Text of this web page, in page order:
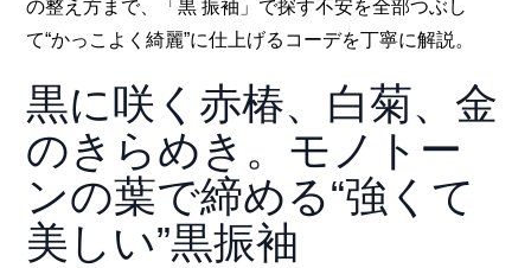
の整え方まで、「黒 振袖」で探す不安を全部つぶし
て“かっこよく綺麗”に仕上げるコーデを丁寧に解説。
黒に咲く赤椿、白菊、金
のきらめき。モノトー
ンの葉で締める“強くて
美しい”黒振袖